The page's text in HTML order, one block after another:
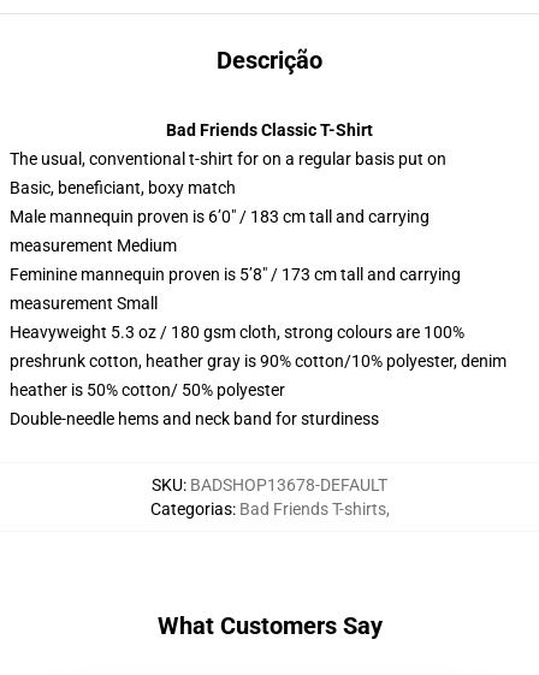
Descrição
Bad Friends Classic T-Shirt
The usual, conventional t-shirt for on a regular basis put on
Basic, beneficiant, boxy match
Male mannequin proven is 6’0″ / 183 cm tall and carrying
measurement Medium
Feminine mannequin proven is 5’8″ / 173 cm tall and carrying
measurement Small
Heavyweight 5.3 oz / 180 gsm cloth, strong colours are 100%
preshrunk cotton, heather gray is 90% cotton/10% polyester, denim
heather is 50% cotton/ 50% polyester
Double-needle hems and neck band for sturdiness
SKU: BADSHOP13678-DEFAULT
Categorias: Bad Friends T-shirts,
What Customers Say